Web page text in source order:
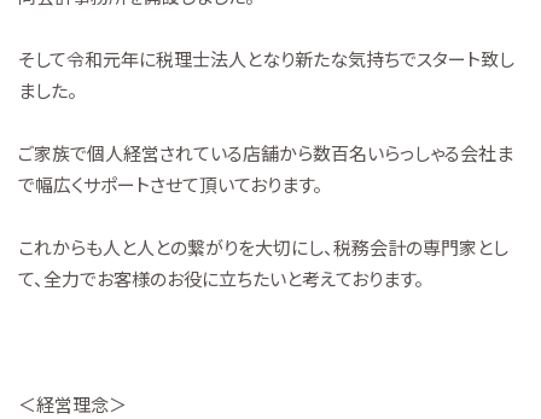
そして令和元年に税理士法人となり新たな気持ちでスタート致し
ました。
ご家族で個人経営されている店舗から数百名いらっしゃる会社ま
で幅広くサポートさせて頂いております。
これからも人と人との繋がりを大切にし、税務会計の専門家とし
て、全力でお客様のお役に立ちたいと考えております。
＜経営理念＞